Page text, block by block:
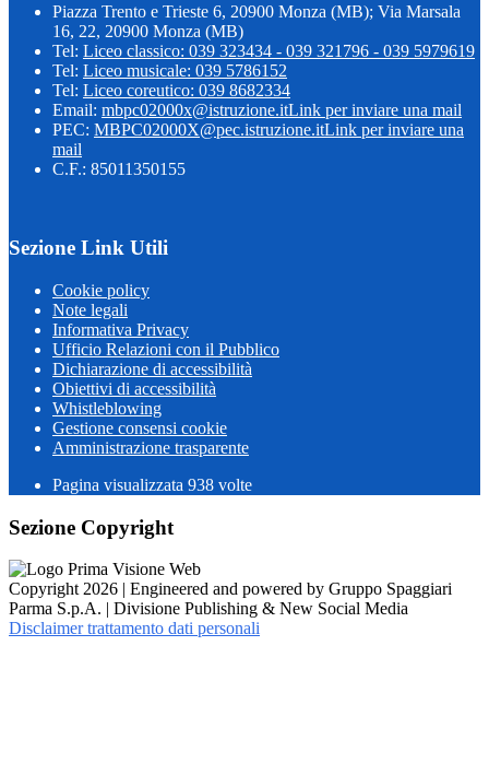
Piazza Trento e Trieste 6, 20900 Monza (MB); Via Marsala
16, 22, 20900 Monza (MB)
Tel: Liceo classico: 039 323434 - 039 321796 - 039 5979619
Tel: Liceo musicale: 039 5786152
Tel: Liceo coreutico: 039 8682334
Email: mbpc02000x@istruzione.itLink per inviare una mail
PEC: MBPC02000X@pec.istruzione.itLink per inviare una
mail
C.F.: 85011350155
Sezione Link Utili
Cookie policy
Note legali
Informativa Privacy
Ufficio Relazioni con il Pubblico
Dichiarazione di accessibilità
Obiettivi di accessibilità
Whistleblowing
Gestione consensi cookie
Amministrazione trasparente
Pagina visualizzata 938 volte
Sezione Copyright
Copyright 2026 | Engineered and powered by Gruppo Spaggiari
Parma S.p.A. | Divisione Publishing & New Social Media
Disclaimer trattamento dati personali